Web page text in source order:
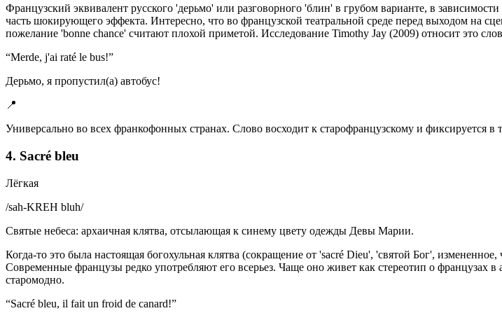
Французский эквивалент русского 'дерьмо' или разговорного 'блин' в грубом варианте, в
часть шокирующего эффекта. Интересно, что во французской театральной среде перед выходом на
пожелание 'bonne chance' считают плохой приметой. Исследование Timothy Jay (2009) относит это
“Merde, j'ai raté le bus!”
Дерьмо, я пропустил(а) автобус!
📍
Универсально во всех франкофонных странах. Слово восходит к старофранцузскому и фиксируется
4. Sacré bleu
Лёгкая
/sah-KREH bluh/
Святые небеса: архаичная клятва, отсылающая к синему цвету одежды Девы Марии.
Когда-то это была настоящая богохульная клятва (сокращение от 'sacré Dieu', 'святой Бог',
Современные французы редко употребляют его всерьез. Чаще оно живет как стереотип о французах
старомодно.
“Sacré bleu, il fait un froid de canard!”